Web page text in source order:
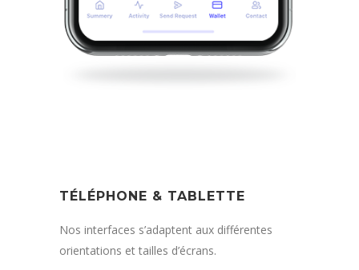
TÉLÉPHONE & TABLETTE
Nos interfaces s’adaptent aux différentes
orientations et tailles d’écrans.